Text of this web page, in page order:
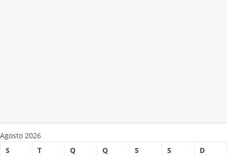
Agosto 2026
S
T Q Q S S
D